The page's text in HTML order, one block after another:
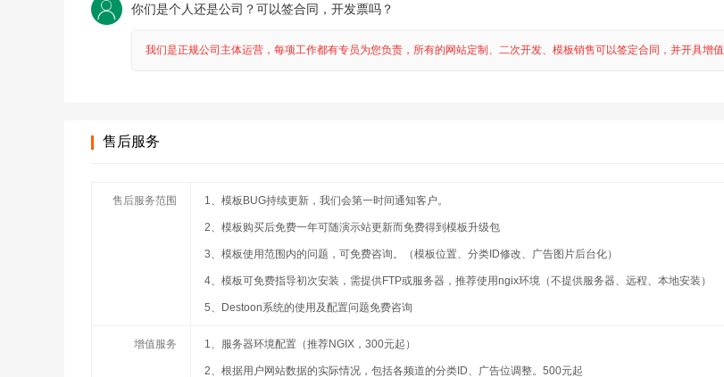
你们是个人还是公司？可以签合同，开发票吗？
我们是正规公司主体运营，每项工作都有专员为您负责，所有的网站定制、二次开发、模板销售可以签定合同，并开具增值
售后服务
售后服务范围 1、模板BUG持续更新，我们会第一时间通知客户。
2、模板购买后免费一年可随演示站更新而免费得到模板升级包
3、模板使用范围内的问题，可免费咨询。（模板位置、分类ID修改、广告图片后台化）
4、模板可免费指导初次安装，需提供FTP或服务器，推荐使用ngix环境（不提供服务器、远程、本地安装）
5、Destoon系统的使用及配置问题免费咨询
增值服务 1、服务器环境配置（推荐NGIX，300元起）
2、根据用户网站数据的实际情况，包括各频道的分类ID、广告位调整。500元起